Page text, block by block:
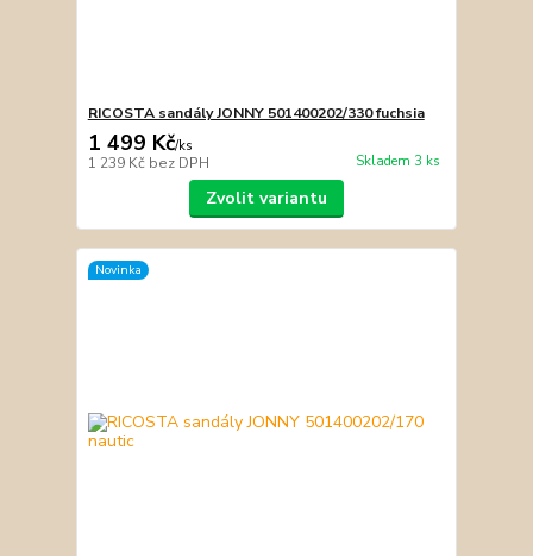
RICOSTA sandály JONNY 501400202/330 fuchsia
1 499 Kč/ks
1 239 Kč bez DPH Skladem 3 ks
Zvolit variantu
Novinka